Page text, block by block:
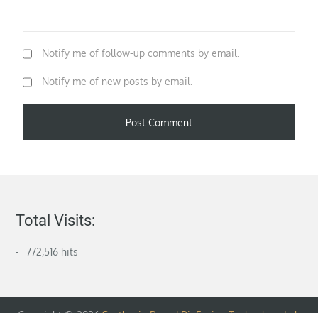
Notify me of follow-up comments by email.
Notify me of new posts by email.
Total Visits:
772,516 hits